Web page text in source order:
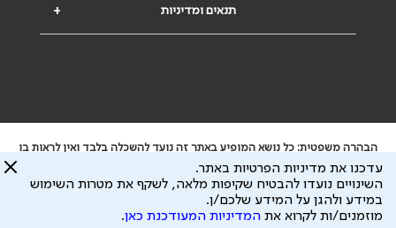
+ תנאים ומדיניות
הבהרה משפטית: כל נושא המופיע באתר זה נועד להשכלה בלבד ואין לראות בו
ייעוץ רפואי או משפטי. אין הר"י אחראית לתוכן המתפרסם באתר זה ולכל נזק
שעלול להיגרם.
ידוע לי שהר"י אוספת ושומרת מידע אישי לצורך מתן השרות וכי חלק ממנו עשוי
להיות מועבר לצדדים שלישיים, הכל בכפוף למדיניות הפרטיות
עדכנו את מדיניות הפרטיות באתר.
השינויים נועדו להבטיח שקיפות מלאה, לשקף את מטרות השימוש
במידע ולהגן על המידע שלכם/ן.
מוזמנים/ות לקרוא את המדיניות המעודכנת כאן.